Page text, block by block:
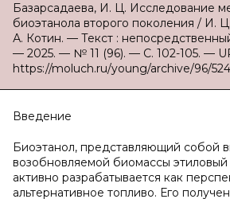
Базарсадаева, И. Ц. Исследование
биоэтанола второго поколения / И.
А. Котин. — Текст :
— 2025. — № 11 (96). — С. 102-105. —
https://moluch.ru/young/archive/96/
Введение
Биоэтанол, представляющий собой
возобновляемой биомассы этиловый
активно разрабатывается как
альтернативное топливо. Его